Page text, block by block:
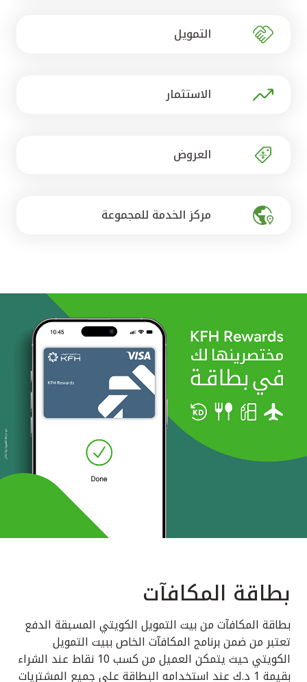
مصر
التمويل
الاستثمار
العروض
مركز الخدمة للمجموعة
بطاقة المكافآت
بطاقة المكافآت من بيت التمويل الكويتي المسبقة الدفع
تعتبر من ضمن برنامج المكافآت الخاص ببيت التمويل
الكويتي حيث يتمكن العميل من كسب 10 نقاط عند الشراء
بقيمة 1 د.ك عند استخدامه البطاقة على جميع المشتريات